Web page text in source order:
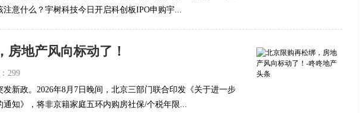
意什么？宇树科技今日开启科创板IPO申购宇...
房地产风向标动了！
299
新政。2026年8月7日晚间，北京三部门联合印发《关于进一步
知》，将非京籍家庭五环内购房社保/个税年限...